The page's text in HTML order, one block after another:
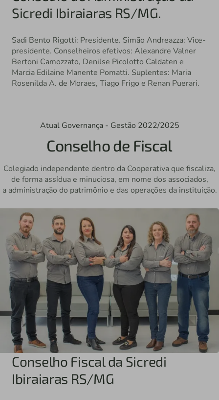
Sicredi Ibiraiaras RS/MG.
Sadi Bento Rigotti: Presidente. Simão Andreazza: Vice-
presidente. Conselheiros efetivos: Alexandre Valner
Bertoni Camozzato, Denilse Picolotto Caldaten e
Marcia Edilaine Manente Pomatti. Suplentes: Maria
Rosenilda A. de Moraes, Tiago Frigo e Renan Puerari.
Atual Governança - Gestão 2022/2025
Conselho de Fiscal
Colegiado independente dentro da Cooperativa que fiscaliza,
de forma assídua e minuciosa, em nome dos associados,
a administração do patrimônio e das operações da instituição.
Conselho Fiscal da Sicredi
Ibiraiaras RS/MG